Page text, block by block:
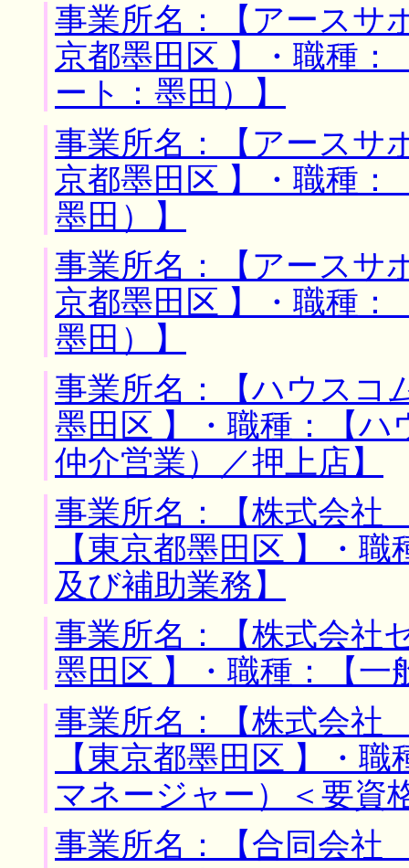
事業所名：【アースサ
京都墨田区 】・職種
ート：墨田）】
事業所名：【アースサ
京都墨田区 】・職種：
墨田）】
事業所名：【アースサ
京都墨田区 】・職種
墨田）】
事業所名：【ハウスコ
墨田区 】・職種：【
仲介営業）／押上店】
事業所名：【株式会
【東京都墨田区 】・
及び補助業務】
事業所名：【株式会社
墨田区 】・職種：【一
事業所名：【株式会
【東京都墨田区 】・
マネージャー）＜要資
事業所名：【合同会